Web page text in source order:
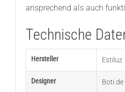
ansprechend als auch
Technische
Hersteller Estiluz
Designer Boti